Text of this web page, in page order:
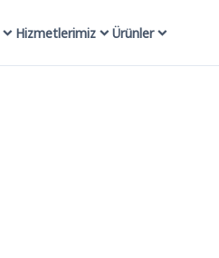
Hizmetlerimiz Ürünler